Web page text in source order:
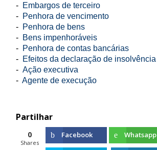
- Embargos de terceiro
- Penhora de vencimento
- Penhora de bens
- Bens impenhoráveis
- Penhora de contas bancárias
- Efeitos da declaração de insolvência
- Ação executiva
- Agente de execução
Partilhar
0
Shares
Facebook Whatsapp